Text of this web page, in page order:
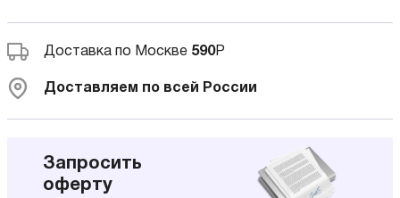
Доставка по Москве 590Р
Доставляем по всей России
Запросить
оферту